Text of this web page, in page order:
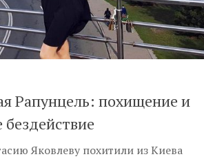
Рапунцель: похищение и
Яковлеву похитили из Киева